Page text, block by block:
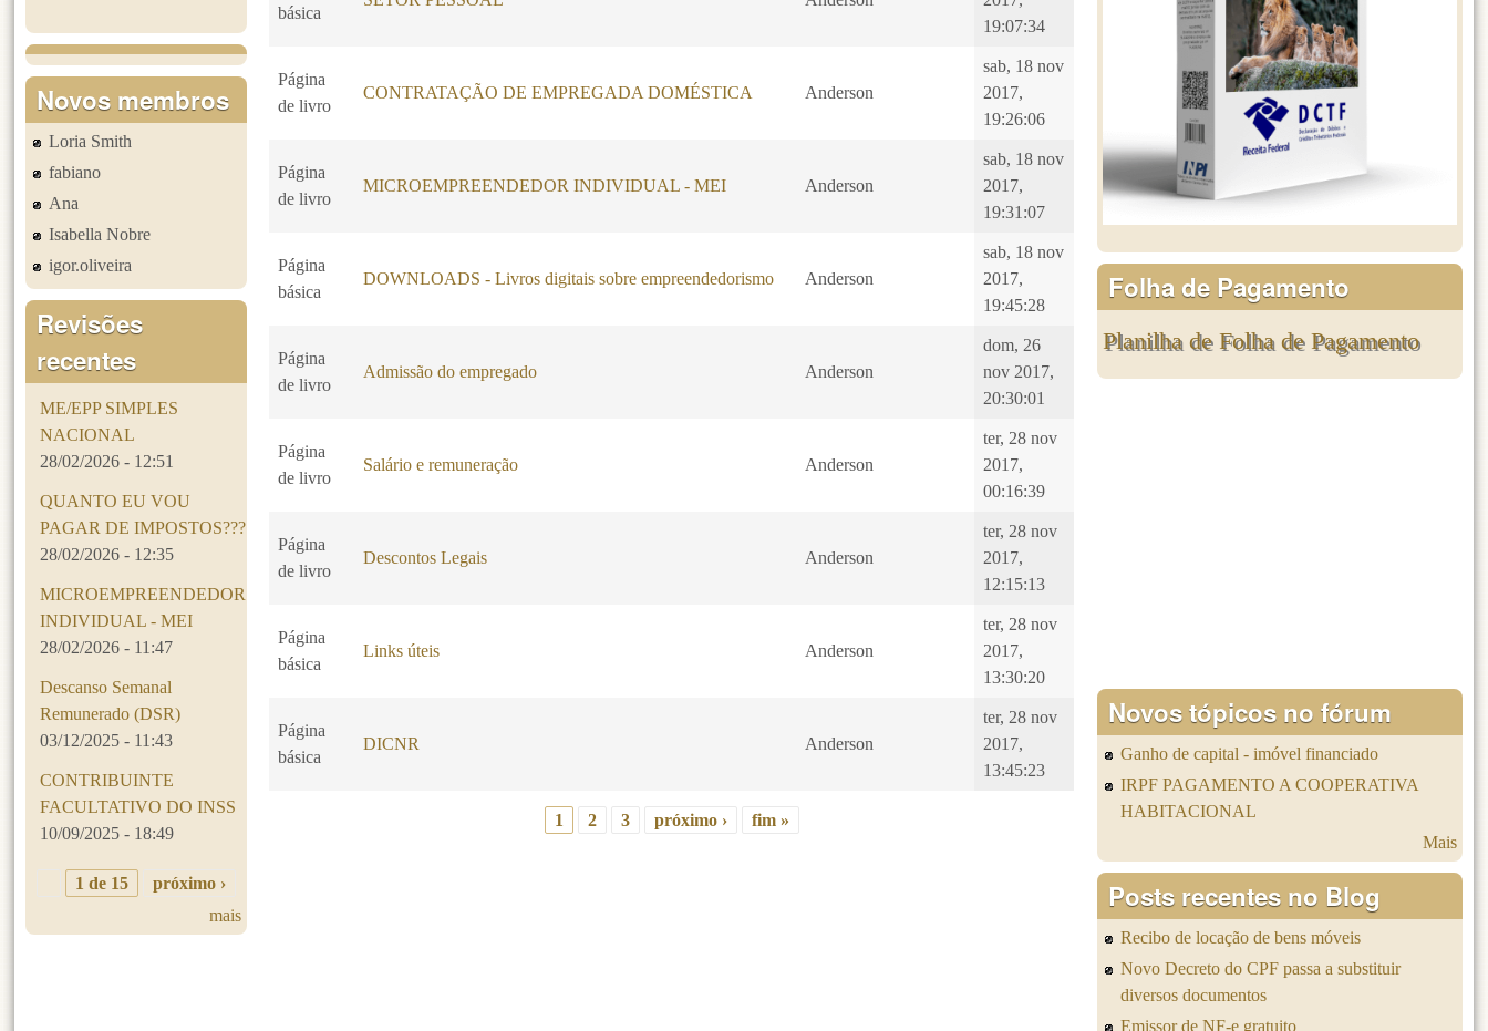
básica
19:07:34
Página
de livro
CONTRATAÇÃO DE EMPREGADA DOMÉSTICA Anderson
sab, 18 nov
2017,
19:26:06
Página
de livro
MICROEMPREENDEDOR INDIVIDUAL - MEI Anderson
sab, 18 nov
2017,
19:31:07
Página
básica
DOWNLOADS - Livros digitais sobre empreendedorismo Anderson
sab, 18 nov
2017,
19:45:28
Página
de livro
Admissão do empregado Anderson
dom, 26
nov 2017,
20:30:01
Página
de livro
Salário e remuneração Anderson
ter, 28 nov
2017,
00:16:39
Página
de livro
Descontos Legais Anderson
ter, 28 nov
2017,
12:15:13
Página
básica
Links úteis Anderson
ter, 28 nov
2017,
13:30:20
Página
básica
DICNR Anderson
ter, 28 nov
2017,
13:45:23
1 2 3 próximo › fim »
Novos membros
Loria Smith
fabiano
Ana
Isabella Nobre
igor.oliveira
Revisões
recentes
ME/EPP SIMPLES
NACIONAL
28/02/2026 - 12:51
QUANTO EU VOU
PAGAR DE IMPOSTOS???
28/02/2026 - 12:35
MICROEMPREENDEDOR
INDIVIDUAL - MEI
28/02/2026 - 11:47
Descanso Semanal
Remunerado (DSR)
03/12/2025 - 11:43
CONTRIBUINTE
FACULTATIVO DO INSS
10/09/2025 - 18:49
1 de 15
próximo ›
mais
Folha de Pagamento
Planilha de Folha de Pagamento
Novos tópicos no fórum
Ganho de capital - imóvel financiado
IRPF PAGAMENTO A COOPERATIVA
HABITACIONAL
Mais
Posts recentes no Blog
Recibo de locação de bens móveis
Novo Decreto do CPF passa a substituir
diversos documentos
Emissor de NF-e gratuito